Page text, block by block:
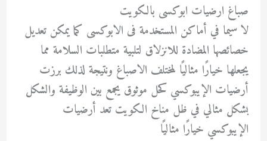
صباغ ارضيات ابوكسى بالكويت
لا سيما في أماكن المستخدمة فى الابوكسى كما يمكن تعديل
خصائصها المضادة للانزلاق لتلبية متطلبات السلامة مما
يجعلها خيارًا مثاليًا لمختلف الاصباغ ونتيجة لذلك برزت
أرضيات الإيبوكسي كحل موثوق يجمع بين الوظيفة والشكل
بشكل مثالي في ظل مناخ الكويت تعد أرضيات
الإيبوكسي خيارًا مثاليًا